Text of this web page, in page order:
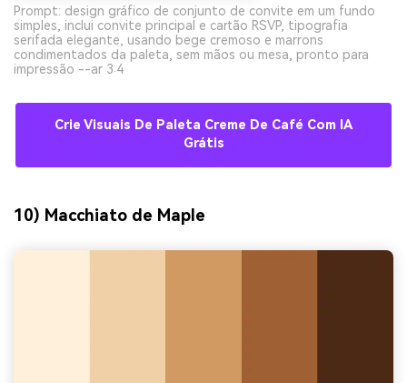
Prompt: design gráfico de conjunto de convite em um fundo
simples, inclui convite principal e cartão RSVP, tipografia
serifada elegante, usando bege cremoso e marrons
condimentados da paleta, sem mãos ou mesa, pronto para
impressão --ar 3:4
Crie Visuais De Paleta Creme De Café Com IA
Grátis
10) Macchiato de Maple